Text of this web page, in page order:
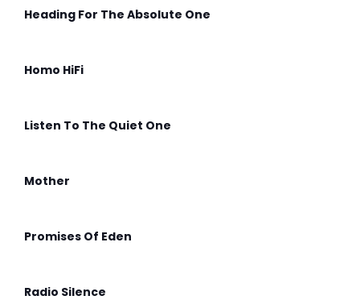
Heading For The Absolute One
Homo HiFi
Listen To The Quiet One
Mother
Promises Of Eden
Radio Silence